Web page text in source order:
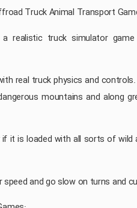
Truck Animal Transport
realistic truck simulator
real truck physics and
mountains and along
it is loaded with all sorts of wild
and go slow on turns and